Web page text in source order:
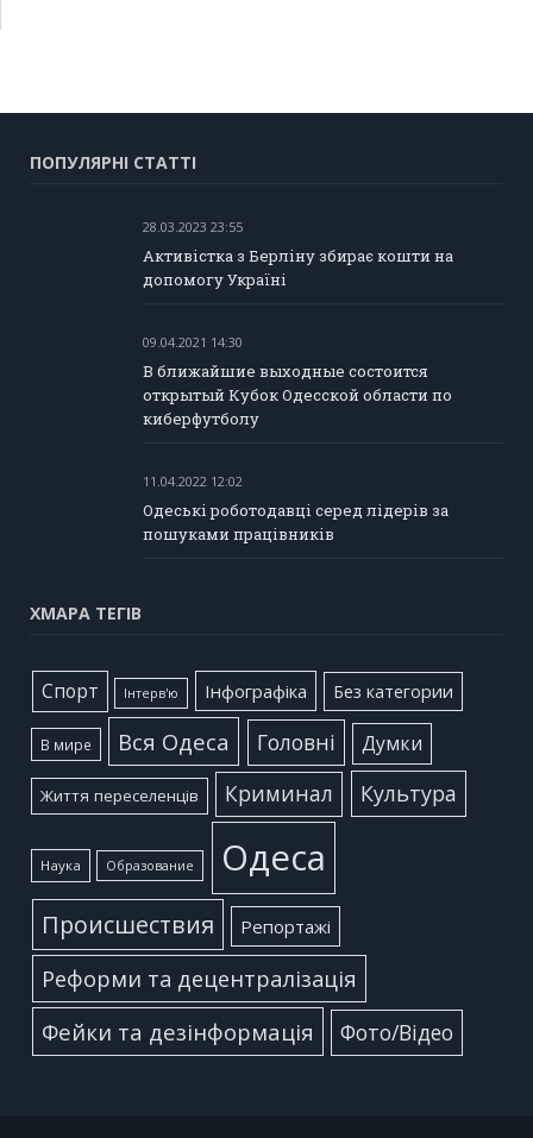
ПОПУЛЯРНІ СТАТТІ
28.03.2023 23:55
Активістка з Берліну збирає кошти на
допомогу Україні
09.04.2021 14:30
В ближайшие выходные состоится
открытый Кубок Одесской области по
киберфутболу
11.04.2022 12:02
Одеські роботодавці серед лідерів за
пошуками працівників
ХМАРА ТЕГІВ
Cпорт Інтерв'ю Інфографіка Без категории
В мире Вся Одеса Головні Думки
Життя переселенців Криминал Культура
Наука Образование Одеса
Происшествия Репортажі
Реформи та децентралізація
Фейки та дезінформація
Фото/Відео